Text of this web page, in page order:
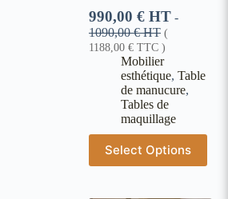
990,00 € HT -
1090,00€HT (
1188,00 € TTC )
Mobilier
esthétique, Table
de manucure,
Tables de
maquillage
Select Options